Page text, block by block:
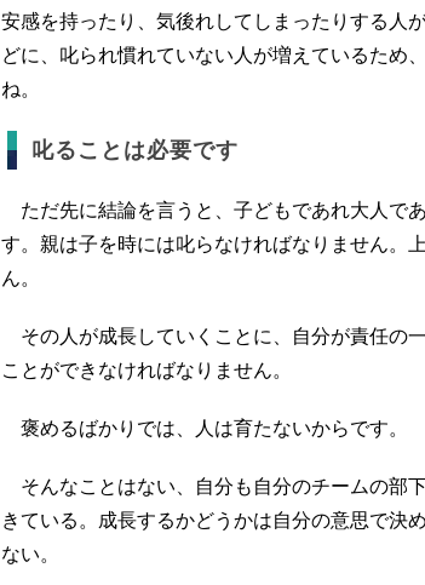
安感を持ったり、気後れしてしまったりする人
どに、叱られ慣れていない人が増えているため
ね。
叱ることは必要です
ただ先に結論を言うと、子どもであれ大人で
す。親は子を時には叱らなければなりません。
ん。
その人が成長していくことに、自分が責任の
ことができなければなりません。
褒めるばかりでは、人は育たないからです。
そんなことはない、自分も自分のチームの部
きている。成長するかどうかは自分の意思で決
ない。